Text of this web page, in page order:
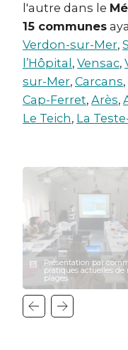
l'autre dans le
15 communes
Verdon-sur-Mer,
l’Hôpital , Vensac,
sur-Mer, Carcans,
Cap-Ferret, Arès,
Le Teich, La
Présentation par
pratiques actuelles de
plages